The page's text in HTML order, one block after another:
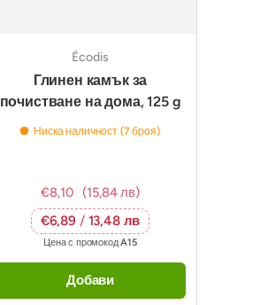
Écodis
Глинен камък за
почистване на дома, 125 g
Ниска наличност (7 броя)
€8,10
(15,84 лв)
€6,89 / 13,48 лв
Цена с промокодA15
Добави